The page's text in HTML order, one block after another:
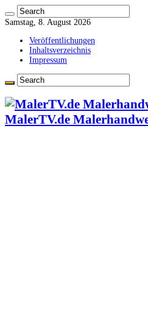
Samstag, 8. August 2026
Veröffentlichungen
Inhaltsverzeichnis
Impressum
MalerTV.de